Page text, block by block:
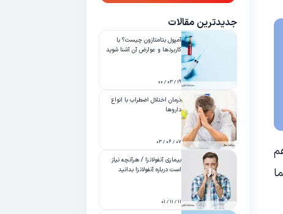
جدیدترین مقالات
آمپول بتامتازون چیست؟ با
کاربردها و عوارض آن آشنا شوید
۱۹ / ۰۳ / ۰۰
درمان اختلال اضطراب با انواع
داروها
۰۷ / ۰۶ / ۰۳
بیماری آنفولانزا / هرآنچه نیاز
است درباره آنفولانزا بدانید
۱۱ / ۱۱ / ۰۱